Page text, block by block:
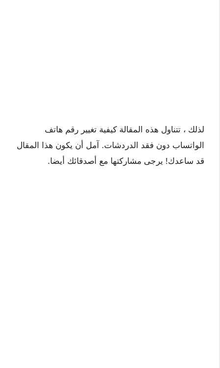
لذلك ، تتناول هذه المقالة كيفية تغيير رقم هاتف
الواتساب دون فقد الدردشات. آمل أن يكون هذا المقال
قد ساعدك! يرجى مشاركتها مع أصدقائك أيضا.